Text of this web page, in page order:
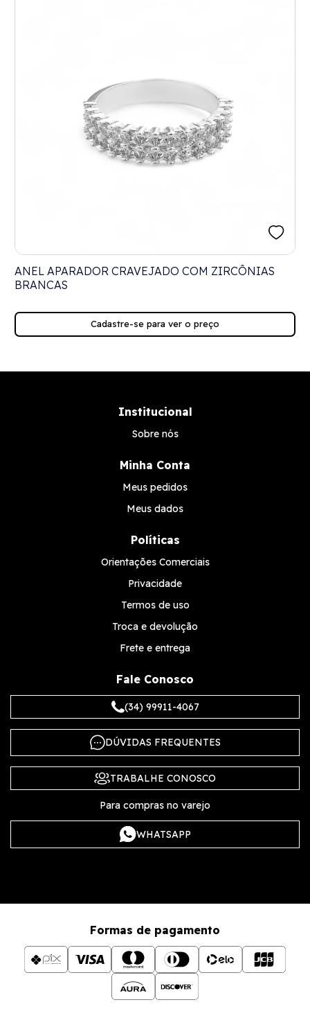
ANEL APARADOR CRAVEJADO COM ZIRCÔNIAS
BRANCAS
Cadastre-se para ver o preço
Institucional
Sobre nós
Minha Conta
Meus pedidos
Meus dados
Políticas
Orientações Comerciais
Privacidade
Termos de uso
Troca e devolução
Frete e entrega
Fale Conosco
(34) 99911-4067
DÚVIDAS FREQUENTES
TRABALHE CONOSCO
Para compras no varejo
WHATSAPP
Formas de pagamento